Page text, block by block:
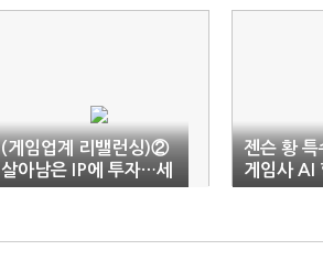
(게임업계 리밸런싱)②
살아남은 IP에 투자…세
계관 게임 밖 확대
젠슨 황
게임사 AI
각